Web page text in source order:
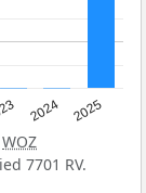
2024 2025
WOZ
7701 RV.